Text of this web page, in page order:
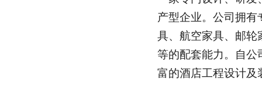
产型企业。公司拥
具、航空家具、邮轮
等的配套能力。自公
富的酒店工程设计及